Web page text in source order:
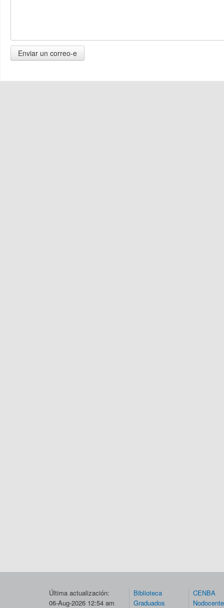
Última actualización:
06-Aug-2026 12:54 am
Biblioteca
Graduados
CENBA